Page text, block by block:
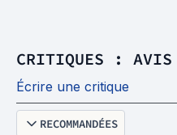
CRITIQUES :
Écrire une critique
RECOMMANDÉES